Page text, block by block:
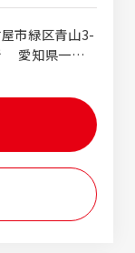
分に腕を振る
羅する自社一
ェッショナル
として施工管
には造成、
といった多彩
きる幅広いフ
】
歳（主任）730
手当 ・36歳
※一級施工管
職手当
市緑区青山3-